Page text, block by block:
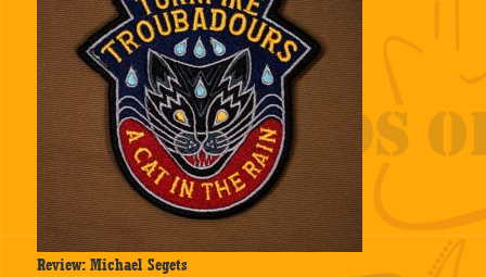
Review: Michael Segets